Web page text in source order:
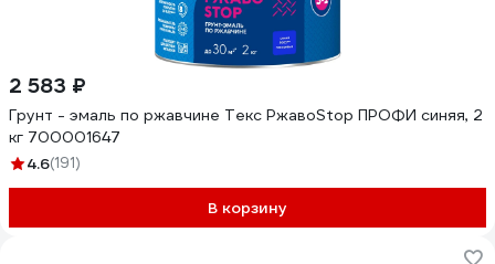
2 583 ₽
Грунт - эмаль по ржавчине Текс РжавоStop ПРОФИ синяя, 2
кг 700001647
4.6(191)
В корзину